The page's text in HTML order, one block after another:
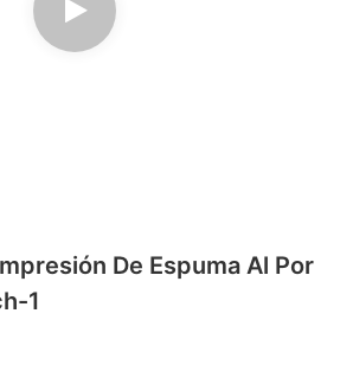
De Espuma Al Por
1